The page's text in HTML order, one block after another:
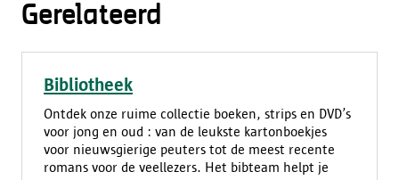
Gerelateerd
Bibliotheek
Ontdek onze ruime collectie boeken, strips en DVD’s
voor jong en oud : van de leukste kartonboekjes
voor nieuwsgierige peuters tot de meest recente
romans voor de veellezers. Het bibteam helpt je